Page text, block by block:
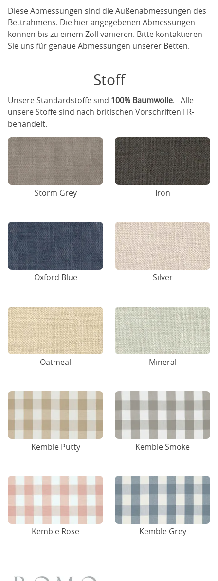
Diese Abmessungen sind die Außenabmessungen des
Bettrahmens. Die hier angegebenen Abmessungen
können bis zu einem Zoll variieren. Bitte kontaktieren
Sie uns für genaue Abmessungen unserer Betten.
Stoff
Unsere Standardstoffe sind 100% Baumwolle. Alle
unsere Stoffe sind nach britischen Vorschriften FR-
behandelt.
Storm Grey Iron
Oxford Blue Silver
Oatmeal Mineral
Kemble Putty Kemble Smoke
Kemble Rose Kemble Grey